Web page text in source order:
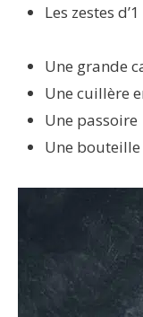
Les zestes
Une grande
Une cuillère
Une passoire
Une bouteille